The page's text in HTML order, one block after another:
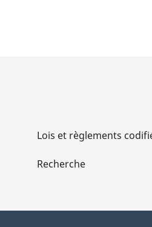
Lois et règlements
Recherche